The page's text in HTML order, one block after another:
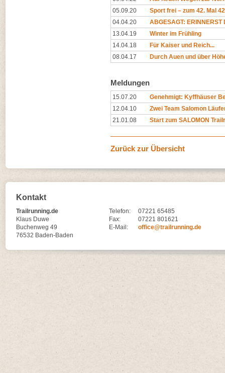
05.09.20
Sport frei – zum 42. Mal
04.04.20
ABGESAGT: ERINNERST
13.04.19
Winter im Frühling
14.04.18
Für Kaiser und Reich...
08.04.17
Durch Auen und über
Meldungen
15.07.20
Genehmigt: Kyffhäuser
12.04.10
Zwei Team Salomon
21.01.08
Start zum SALOMON
Zurück zur Übersicht
Kontakt
Trailrunning.de
Klaus Duwe
Buchenweg 49
76532 Baden-Baden
Telefon:
07221 65485
Fax:
07221 801621
E-Mail:
office@trailrunning.de